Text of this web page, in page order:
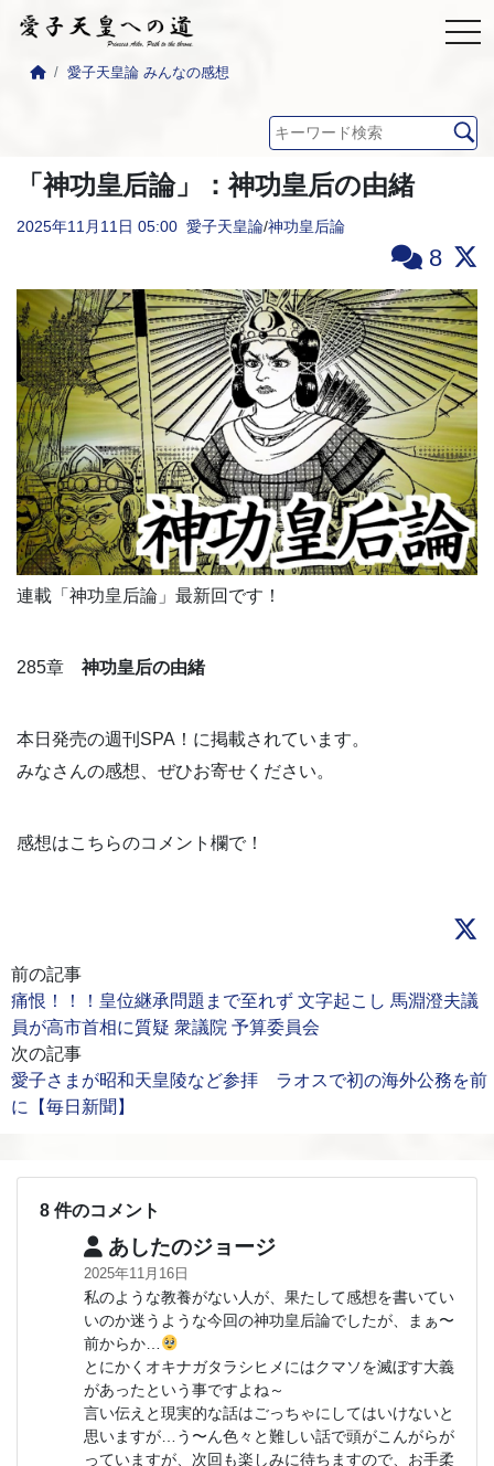
愛子天皇論 みんなの感想
「神功皇后論」：神功皇后の由緒
2025年11月11日 05:00 愛子天皇論/神功皇后論
8
連載「神功皇后論」最新回です！
285章 神功皇后の由緒
本日発売の週刊SPA！に掲載されています。
みなさんの感想、ぜひお寄せください。
感想はこちらのコメント欄で！
前の記事
痛恨！！！皇位継承問題まで至れず 文字起こし 馬淵澄夫議
員が高市首相に質疑 衆議院 予算委員会
次の記事
愛子さまが昭和天皇陵など参拝 ラオスで初の海外公務を前
に【毎日新聞】
8 件のコメント
あしたのジョージ
2025年11月16日
私のような教養がない人が、果たして感想を書いてい
いのか迷うような今回の神功皇后論でしたが、まぁ〜
前からか…
とにかくオキナガタラシヒメにはクマソを滅ぼす大義
があったという事ですよね～
言い伝えと現実的な話はごっちゃにしてはいけないと
思いますが…う〜ん色々と難しい話で頭がこんがらが
っていますが、次回も楽しみに待ちますので、お手柔